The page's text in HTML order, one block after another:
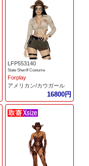
LFP553140
State Sheriff Costume
Forplay
アメリカン/カウガール
16800円